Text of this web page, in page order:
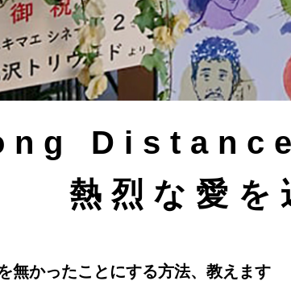
Distance
熱烈な愛
無かったことにする方法、教えます